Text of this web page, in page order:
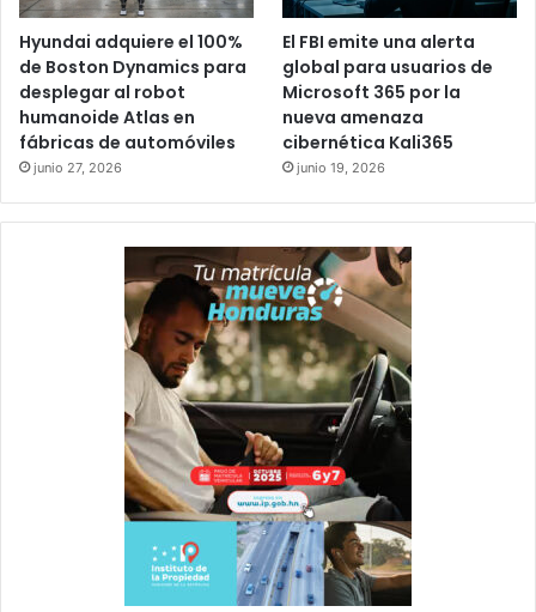
Hyundai adquiere el 100%
de Boston Dynamics para
desplegar al robot
humanoide Atlas en
fábricas de automóviles
junio 27, 2026
El FBI emite una alerta
global para usuarios de
Microsoft 365 por la
nueva amenaza
cibernética Kali365
junio 19, 2026